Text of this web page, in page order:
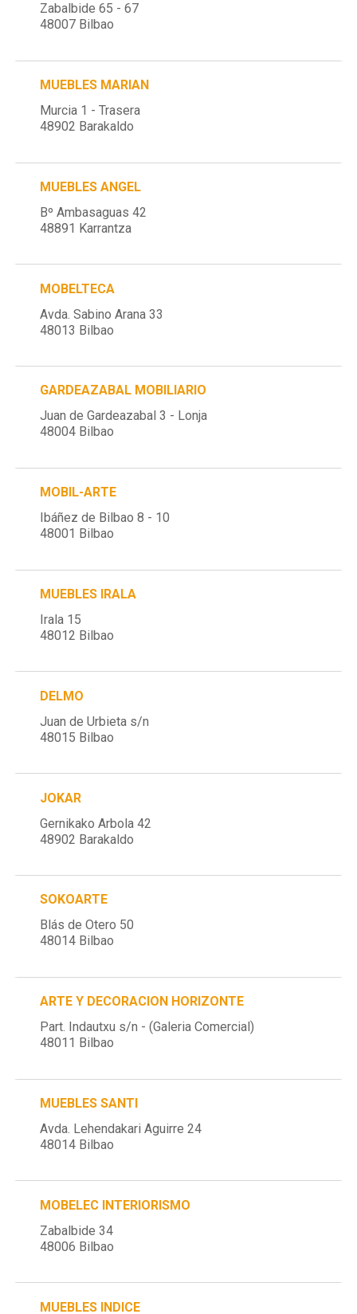
Zabalbide 65 - 67
48007 Bilbao
MUEBLES MARIAN
Murcia 1 - Trasera
48902 Barakaldo
MUEBLES ANGEL
Bº Ambasaguas 42
48891 Karrantza
MOBELTECA
Avda. Sabino Arana 33
48013 Bilbao
GARDEAZABAL MOBILIARIO
Juan de Gardeazabal 3 - Lonja
48004 Bilbao
MOBIL-ARTE
Ibáñez de Bilbao 8 - 10
48001 Bilbao
MUEBLES IRALA
Irala 15
48012 Bilbao
DELMO
Juan de Urbieta s/n
48015 Bilbao
JOKAR
Gernikako Arbola 42
48902 Barakaldo
SOKOARTE
Blás de Otero 50
48014 Bilbao
ARTE Y DECORACION HORIZONTE
Part. Indautxu s/n - (Galeria Comercial)
48011 Bilbao
MUEBLES SANTI
Avda. Lehendakari Aguirre 24
48014 Bilbao
MOBELEC INTERIORISMO
Zabalbide 34
48006 Bilbao
MUEBLES INDICE